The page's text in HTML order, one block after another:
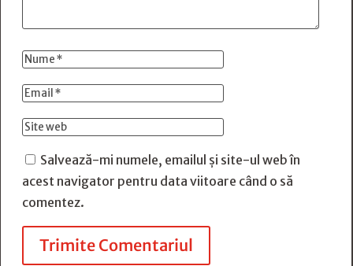
Salvează-mi numele, emailul și site-ul web în
acest navigator pentru data viitoare când o să
comentez.
Trimite Comentariul